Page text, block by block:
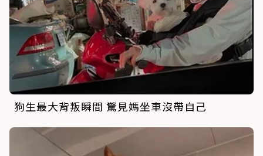
狗生最大背叛瞬間 驚見媽坐車沒帶自己